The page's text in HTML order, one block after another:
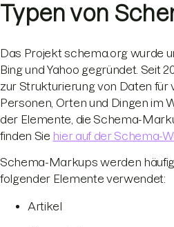
Typen von
Das Projekt schema.org wurde
Bing und Yahoo gegründet. Seit
zur Strukturierung von Daten für
Personen, Orten und Dingen im
der Elemente, die Schema-
finden Sie hier auf der Schema-
Schema-Markups werden
folgender Elemente verwendet:
Artikel